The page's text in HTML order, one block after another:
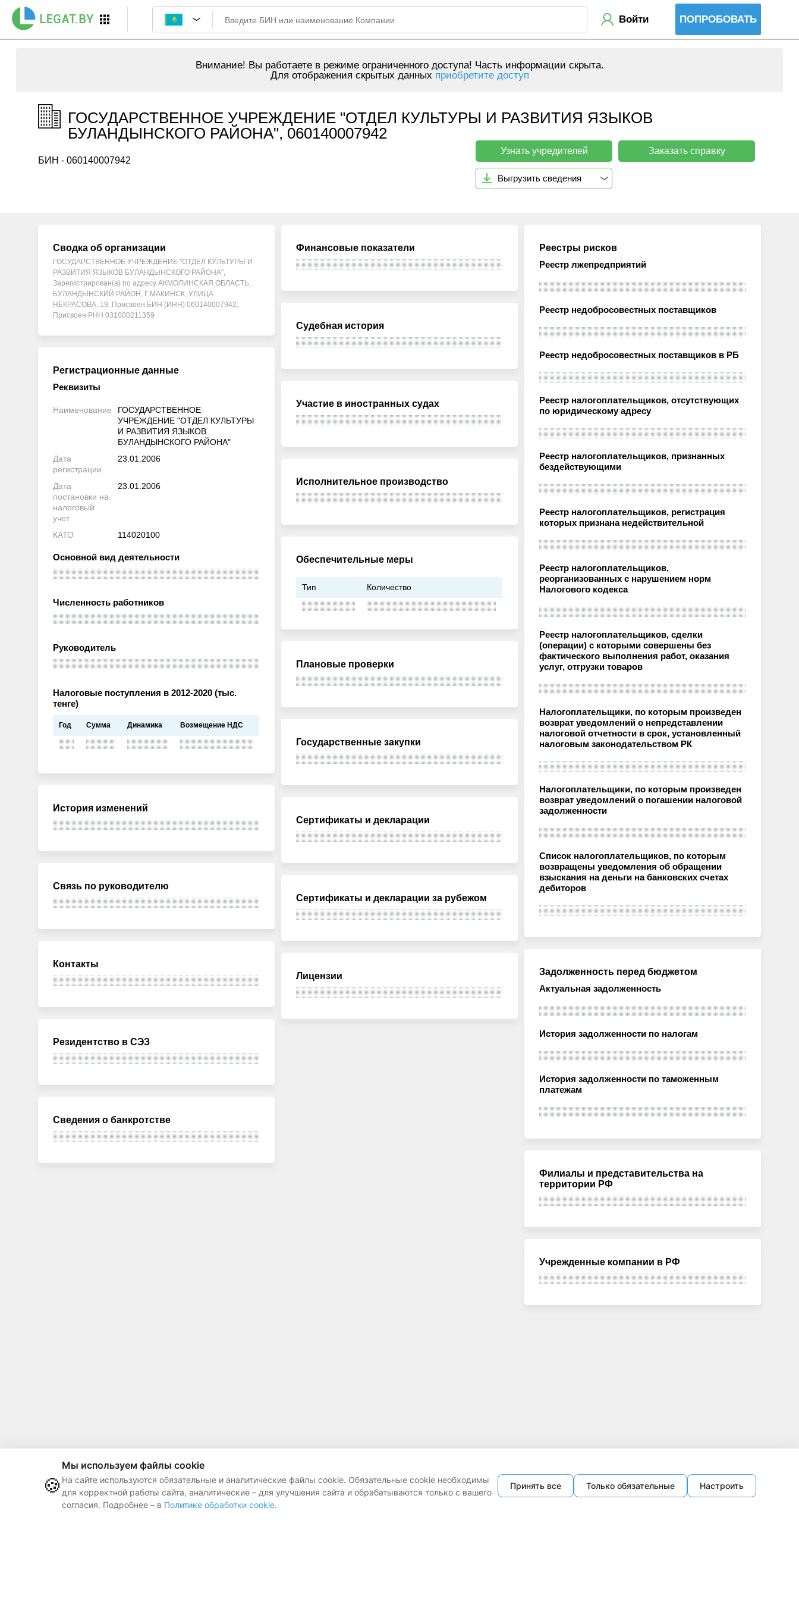
Войти ПОПРОБОВАТЬ
Внимание! Вы работаете в режиме ограниченного доступа! Часть информации скрыта.
Для отображения скрытых данных приобретите доступ
ГОСУДАРСТВЕННОЕ УЧРЕЖДЕНИЕ "ОТДЕЛ КУЛЬТУРЫ И РАЗВИТИЯ ЯЗЫКОВ
БУЛАНДЫНСКОГО РАЙОНА", 060140007942
БИН - 060140007942
Узнать учредителей Заказать справку
Выгрузить сведения
Сводка об организации
ГОСУДАРСТВЕННОЕ УЧРЕЖДЕНИЕ "ОТДЕЛ КУЛЬТУРЫ И
РАЗВИТИЯ ЯЗЫКОВ БУЛАНДЫНСКОГО РАЙОНА",
Зарегистрирован(а) по адресу АКМОЛИНСКАЯ ОБЛАСТЬ,
БУЛАНДЫНСКИЙ РАЙОН, Г.МАКИНСК, УЛИЦА
НЕКРАСОВА, 19, Присвоен БИН (ИНН) 060140007942,
Присвоен РНН 031000211359
Регистрационные данные
Реквизиты
Наименование
ГОСУДАРСТВЕННОЕ
УЧРЕЖДЕНИЕ "ОТДЕЛ КУЛЬТУРЫ
И РАЗВИТИЯ ЯЗЫКОВ
БУЛАНДЫНСКОГО РАЙОНА"
Дата
регистрации
23.01.2006
Дата
постановки на
налоговый
учет
23.01.2006
КАТО 114020100
Основной вид деятельности
Численность работников
Руководитель
Налоговые поступления в 2012-2020 (тыс.
тенге)
Год Сумма Динамика Возмещение НДС
История изменений
Связь по руководителю
Контакты
Резидентство в СЭЗ
Сведения о банкротстве
Финансовые показатели
Судебная история
Участие в иностранных судах
Исполнительное производство
Обеспечительные меры
Тип Количество
Плановые проверки
Государственные закупки
Сертификаты и декларации
Сертификаты и декларации за рубежом
Лицензии
Реестры рисков
Реестр лжепредприятий
Реестр недобросовестных поставщиков
Реестр недобросовестных поставщиков в РБ
Реестр налогоплательщиков, отсутствующих
по юридическому адресу
Реестр налогоплательщиков, признанных
бездействующими
Реестр налогоплательщиков, регистрация
которых признана недействительной
Реестр налогоплательщиков,
реорганизованных с нарушением норм
Налогового кодекса
Реестр налогоплательщиков, сделки
(операции) с которыми совершены без
фактического выполнения работ, оказания
услуг, отгрузки товаров
Налогоплательщики, по которым произведен
возврат уведомлений о непредставлении
налоговой отчетности в срок, установленный
налоговым законодательством РК
Налогоплательщики, по которым произведен
возврат уведомлений о погашении налоговой
задолженности
Список налогоплательщиков, по которым
возвращены уведомления об обращении
взыскания на деньги на банковских счетах
дебиторов
Задолженность перед бюджетом
Актуальная задолженность
История задолженности по налогам
История задолженности по таможенным
платежам
Филиалы и представительства на
территории РФ
Учрежденные компании в РФ
🍪
Мы используем файлы cookie
На сайте используются обязательные и аналитические файлы cookie. Обязательные cookie необходимы
для корректной работы сайта, аналитические – для улучшения сайта и обрабатываются только с вашего
согласия. Подробнее – в Политике обработки cookie.
Принять все Только обязательные Настроить